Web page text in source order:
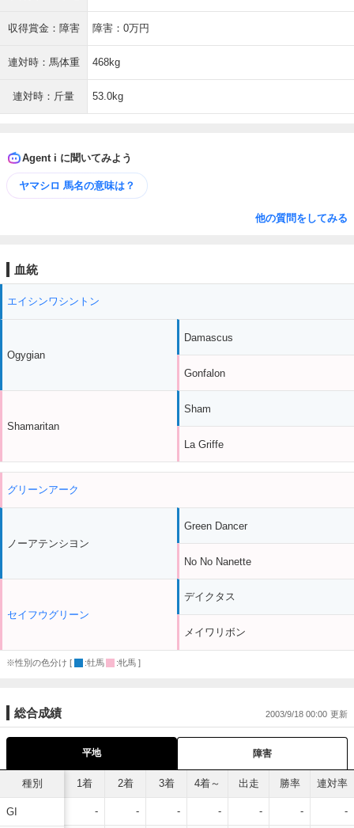
収得賞金：障害 障害：0万円
連対時：馬体重 468kg
連対時：斤量 53.0kg
Agent i に聞いてみよう
ヤマシロ 馬名の意味は？
他の質問をしてみる
血統
エイシンワシントン
Ogygian
Shamaritan
Damascus
Gonfalon
Sham
La Griffe
グリーンアーク
ノーアテンシヨン
セイフウグリーン
Green Dancer
No No Nanette
デイクタス
メイワリボン
※性別の色分け [ :牡馬 :牝馬 ]
総合成績 2003/9/18 00:00
平地 障害
種別
GI
1着 2着 3着 4着～ 出走 勝率 連対率
- - - - - - -